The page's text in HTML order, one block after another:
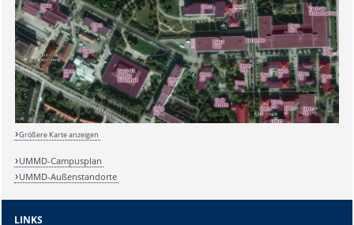
Größere Karte anzeigen
UMMD-Campusplan
UMMD-Außenstandorte
LINKS